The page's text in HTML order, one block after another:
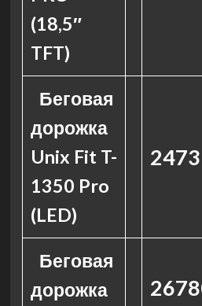
(18,5″
TFT)
Беговая
дорожка
Unix Fit T-
1350 Pro
(LED)
Беговая
дорожка